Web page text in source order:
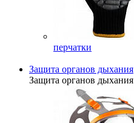
перчатки
Защита органов дыхания
Защита органов дыхания